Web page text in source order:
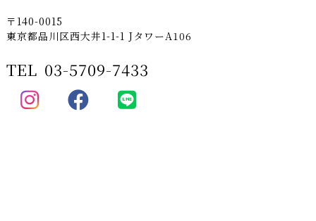
〒140-0015
東京都品川区西大井1-1-1 JタワーA106
TEL 03-5709-7433